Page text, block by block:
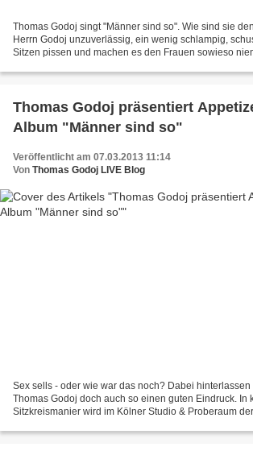
Thomas Godoj singt "Männer sind so". Wie sind sie
Herrn Godoj unzuverlässig, ein wenig schlampig,
Sitzen pissen und machen es den Frauen sowieso
Thomas Godoj präsentiert
Album "Männer sind so"
Veröffentlicht am 07.03.2013 11:14
Von Thomas Godoj LIVE Blog
Sex sells - oder wie war das noch? Dabei
Thomas Godoj doch auch so einen guten Eindruck. In
Sitzkreismanier wird im Kölner Studio & Proberaum